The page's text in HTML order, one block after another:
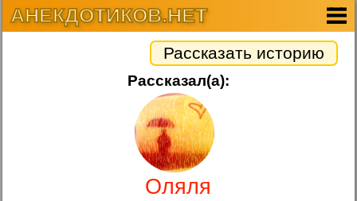
АНЕКДОТИКОВ.НЕТ
Рассказать историю
Рассказал(а):
Оляля